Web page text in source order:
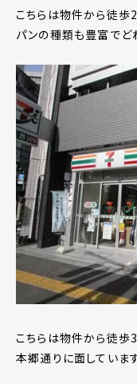
こちらは物件から徒歩2
パンの種類も豊富でど
こちらは物件から徒歩3
本郷通りに面しています